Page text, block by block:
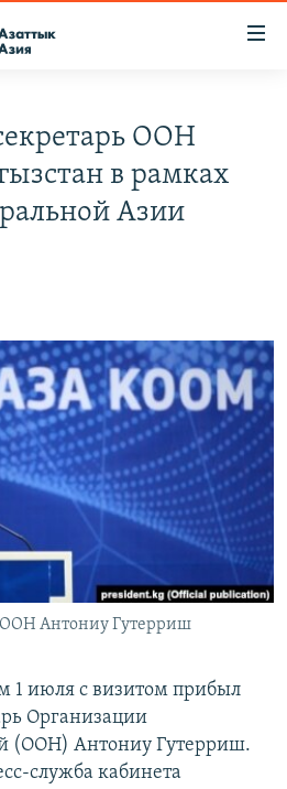
ООН
в рамках
Азии
ООН Антониу Гутерриш
1 июля с визитом прибыл
Организации
(ООН) Антониу Гутерриш.
служба кабинета